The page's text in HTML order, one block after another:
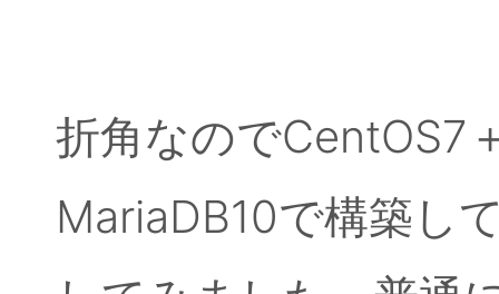
折角なのでCentOS7
MariaDB10で構築し